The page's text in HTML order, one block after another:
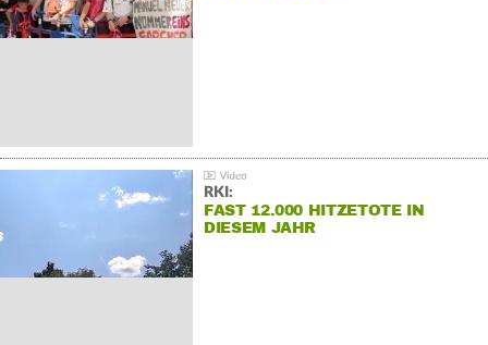
RKI:
FAST 12.000 HITZETOTE IN
DIESEM JAHR